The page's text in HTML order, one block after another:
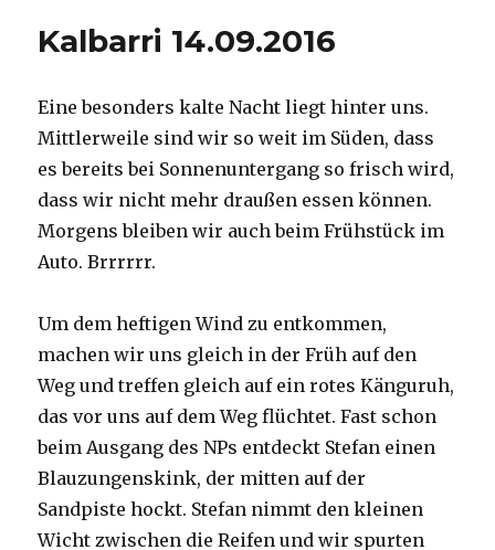
Kalbarri 14.09.2016
Eine besonders kalte Nacht liegt hinter uns.
Mittlerweile sind wir so weit im Süden, dass
es bereits bei Sonnenuntergang so frisch wird,
dass wir nicht mehr draußen essen können.
Morgens bleiben wir auch beim Frühstück im
Auto. Brrrrrr.
Um dem heftigen Wind zu entkommen,
machen wir uns gleich in der Früh auf den
Weg und treffen gleich auf ein rotes Känguruh,
das vor uns auf dem Weg flüchtet. Fast schon
beim Ausgang des NPs entdeckt Stefan einen
Blauzungenskink, der mitten auf der
Sandpiste hockt. Stefan nimmt den kleinen
Wicht zwischen die Reifen und wir spurten